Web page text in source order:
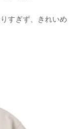
すぎず、きれいめ